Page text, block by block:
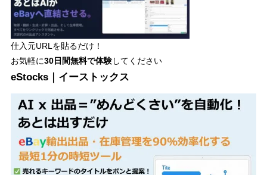
仕入元URLを貼るだけ！
お気軽に30日間無料で体験してください
eStocks｜イーストックス